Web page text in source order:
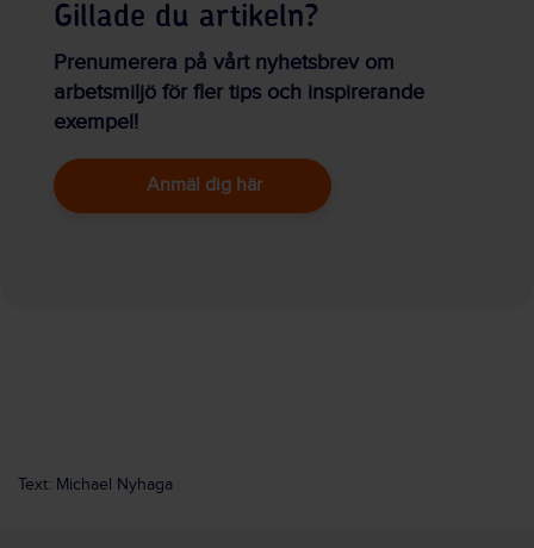
Gillade du artikeln?
Prenumerera på vårt nyhetsbrev om
arbetsmiljö för fler tips och inspirerande
exempel!
Anmäl dig här
Text: Michael Nyhaga